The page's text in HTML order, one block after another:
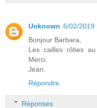
Unknown 6/02/2019
Bonjour Barbara,
Les cailles rôties
Merci.
Jean.
Répondre
Réponses